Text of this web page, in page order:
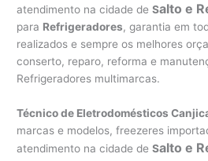
atendimento na cidade deSalto e
para Refrigeradores, garantia em
realizados e sempre os melhores
conserto, reparo, reforma e
Refrigeradores multimarcas.
Técnico de Eletrodomésticos
marcas e modelos, freezeres
atendimento na cidade deSalto e